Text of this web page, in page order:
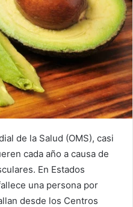
de la Salud (OMS), casi
cada año a causa de
En Estados
una persona por
desde los Centros